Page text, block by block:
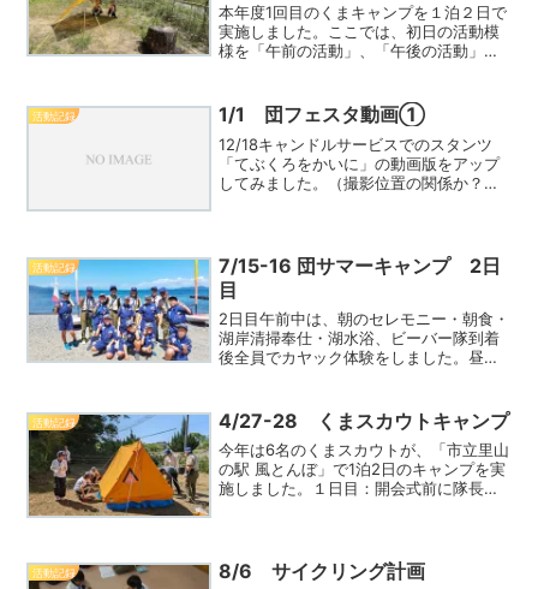
本年度1回目のくまキャンプを１泊２日で
実施しました。ここでは、初日の活動模
様を「午前の活動」、「午後の活動」及
日目午前の活動 午前の活動は、開会
式・国旗掲揚・ターフ設営ReadMore...
活動記録 1/1 団フェスタ動画①
12/18キャンドルサービスでのスタンツ
「てぶくろをかいに」の動画版をアップ
してみました。（撮影位置の関係か？音
活動記録
7/15-16 団サマーキャンプ 2日
目
2日目午前中は、朝のセレモニー・朝食・
湖岸清掃奉仕・湖水浴、ビーバー隊到着
後全員でカヤック体験をしました。昼食
ーバー隊の入団式を行った後閉校式帰路
につきました。往路と同ReadMore...
活動記録 4/27-28 くまスカウトキャンプ
今年は6名のくまスカウトが、「市立里山
の駅 風とんぼ」で1泊2日のキャンプを実
施しました。１日目：開会式前に隊長か
ま昼食用ご飯を飯盒ReadMore...
活動記録 8/6 サイクリング計画